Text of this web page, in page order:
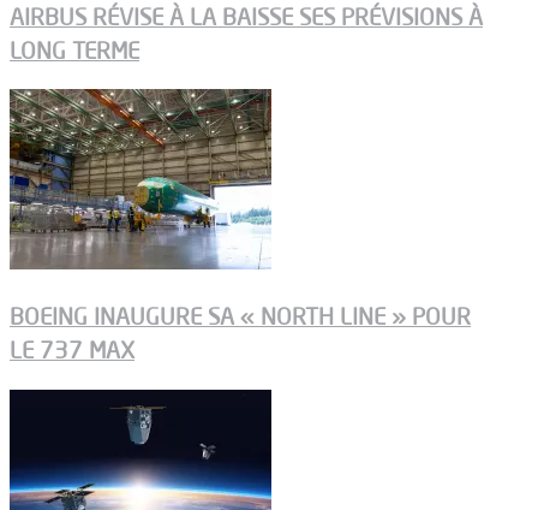
AIRBUS RÉVISE À LA BAISSE SES PRÉVISIONS À
LONG TERME
BOEING INAUGURE SA « NORTH LINE » POUR
LE 737 MAX